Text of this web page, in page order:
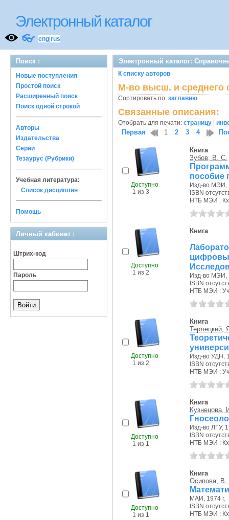
Электронный каталог
👓 eng rus
Поиск :
Новые поступления
Простой поиск
Расширенный поиск
Поиск одной строкой
Авторы
Издательства
Серии
Тезаурус (Рубрики)
Учебная литература:
Список дисциплин
Помощь
Личный кабинет :
Штрих-код
Пароль
Электронный каталог:
К списку авторов
М-во высш. и среднего
Сортировать по: заглавию
Связанные описания:
Отобрать для печати: страницу
Первая 1 2 3 4
Доступно
1 из 3
Книга
Зубов, В. С.
пособие
Изд-во МЭИ,
ISBN
НТБ МЭИ :
Доступно
1 из 2
Книга
Изд-во МЭИ,
ISBN
НТБ МЭИ :
Доступно
1 из 2
Книга
Терлецкий,
Изд-во УДН,
ISBN
НТБ МЭИ :
Доступно
1 из 1
Книга
Кузнецова,
Изд-во ЛГУ,
ISBN
НТБ МЭИ : Кх
Доступно
1 из 1
Книга
Осипова, В.
МАИ, 1974 г.
ISBN
НТБ МЭИ : Кх